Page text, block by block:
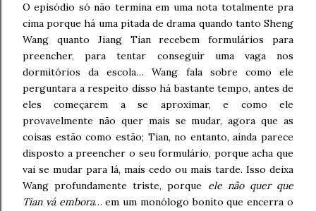
O episódio só não termina em uma nota totalmente pra
cima porque há uma pitada de drama quando tanto Sheng
Wang quanto Jiang Tian recebem formulários para
preencher, para tentar conseguir uma vaga nos
dormitórios da escola… Wang fala sobre como ele
perguntara a respeito disso há bastante tempo, antes de
eles começarem a se aproximar, e como ele
provavelmente não quer mais se mudar, agora que as
coisas estão como estão; Tian, no entanto, ainda parece
disposto a preencher o seu formulário, porque acha que
vai se mudar para lá, mais cedo ou mais tarde. Isso deixa
Wang profundamente triste, porque ele não quer que
Tian vá embora… em um monólogo bonito que encerra o